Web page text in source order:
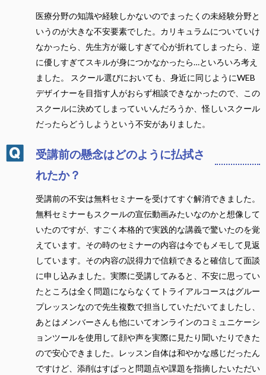
医療分野の知識や経験しかないのでまったくの未経験分野と
いうのが大きな不安要素でした。カリキュラムについていけ
なかったら、先生方が厳しすぎて心が折れてしまったら、逆
に優しすぎてスキルが身につかなかったら…といろいろ考え
ました。 スクール選びにおいても、身近に同じようにWEB
デザイナーを目指す人がおらず相談できなかったので、この
スクールに決めてしまっていいんだろうか、怪しいスクール
だったらどうしようという不安がありました。
受講前の懸念はどのように払拭さ
れたか？
受講前の不安は無料セミナーを受けてすぐ解消できました。
無料セミナーもスクールの宣伝動画みたいなのかと想像して
いたのですが、すごく本格的で実践的な講義で驚いたのを覚
えています。その時のセミナーの内容は今でもメモして見返
しています。その内容の説得力で信頼できると確信して面談
に申し込みました。実際に受講してみると、不安に思ってい
たところは全く問題にならなくてトライアルコースはグルー
プレッスンなので先生複数で担当していただいてましたし、
あとはメンバーさんも他にいてオンラインのコミュニケーシ
ョンツールを使用して顔や声を実際に見たり聞いたりできた
ので安心できました。レッスン自体は和やかな感じだったん
ですけど、添削はすぱっと問題点や課題を指摘したいただい